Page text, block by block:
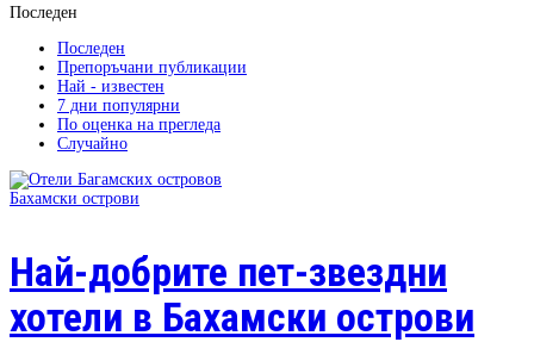
Последен
Последен
Препоръчани публикации
Най - известен
7 дни популярни
По оценка на прегледа
Случайно
Бахамски острови
Най-добрите пет-звездни
хотели в Бахамски острови